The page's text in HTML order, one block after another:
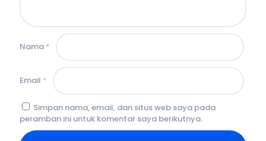
Nama *
Email *
Simpan nama, email, dan situs web saya pada
peramban ini untuk komentar saya berikutnya.